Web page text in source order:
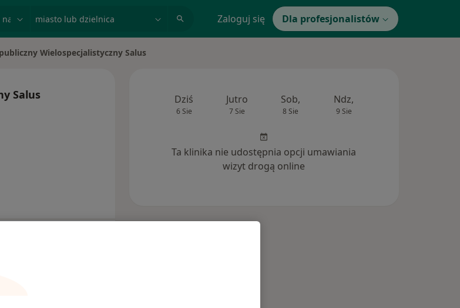
Zaloguj się Dla profesjonalistów
Wielospecjalistyczny Salus
Salus Dziś
6 Sie
Jutro
7 Sie
Sob,
8 Sie
Ndz,
9 Sie
Ta klinika nie udostępnia opcji umawiania
wizyt drogą online